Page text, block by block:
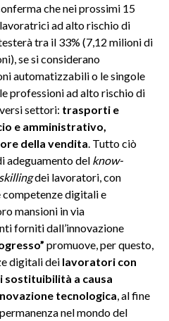
che nei prossimi 15
ad alto rischio di
tra il 33% (7,12 milioni di
se si considerano
automatizzabili o le singole
professioni ad alto rischio di
settori: trasporti e
e amministrativo,
della vendita . Tutto ciò
adeguamento del know-
dei lavoratori, con
digitali e
mansioni in via
forniti dall’innovazione
promuove, per questo,
digitali dei lavoratori con
sostituibilità a causa
tecnologica , al fine
nel mondo del